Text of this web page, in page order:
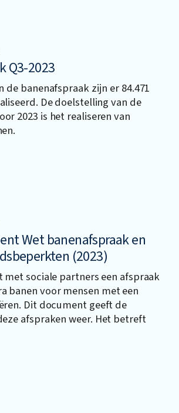
Q3-2023
de banenafspraak zijn er 84.471
De doelstelling van de
2023 is het realiseren van
Wet banenafspraak en
(2023)
met sociale partners een afspraak
banen voor mensen met een
Dit document geeft de
afspraken weer. Het betreft